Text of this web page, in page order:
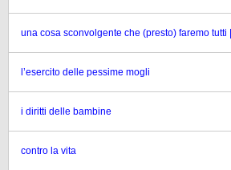
una cosa sconvolgente che (presto) faremo tutti
l’esercito delle pessime mogli
i diritti delle bambine
contro la vita